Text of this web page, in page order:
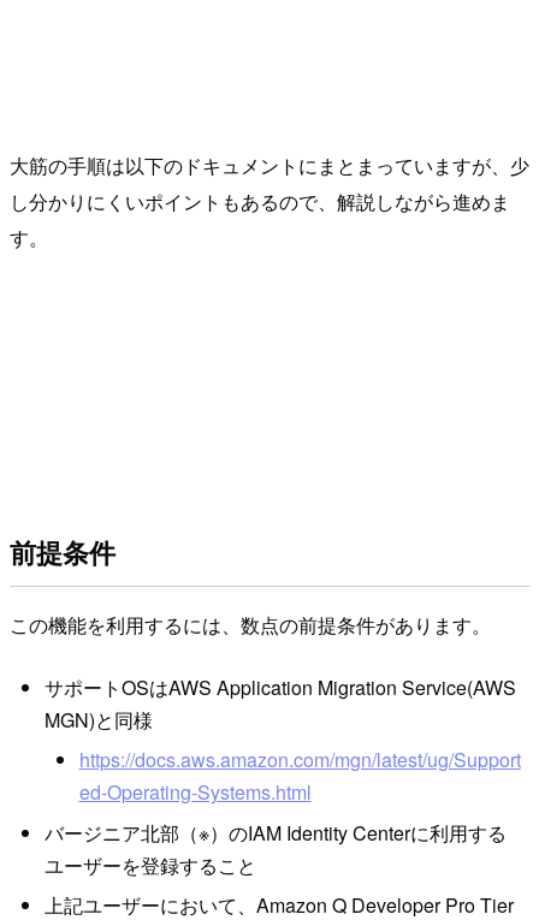
大筋の手順は以下のドキュメントにまとまっていますが、少
し分かりにくいポイントもあるので、解説しながら進めま
す。
前提条件
この機能を利用するには、数点の前提条件があります。
サポートOSはAWS Application Migration Service(AWS
MGN)と同様
https://docs.aws.amazon.com/mgn/latest/ug/Support
ed-Operating-Systems.html
バージニア北部（※）のIAM Identity Centerに利用する
ユーザーを登録すること
上記ユーザーにおいて、Amazon Q Developer Pro Tier